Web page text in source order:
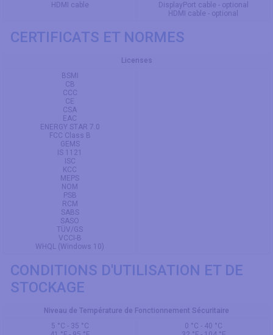
HDMI cable
DisplayPort cable - optional
HDMI cable - optional
CERTIFICATS ET NORMES
Licenses
BSMI
CB
CCC
CE
CSA
EAC
ENERGY STAR 7.0
FCC Class B
GEMS
IS 1121
ISC
KCC
MEPS
NOM
PSB
RCM
SABS
SASO
TÜV/GS
VCCI-B
WHQL (Windows 10)
CONDITIONS D'UTILISATION ET DE
STOCKAGE
Niveau de Température de Fonctionnement Sécuritaire
5 °C - 35 °C
0 °C - 40 °C